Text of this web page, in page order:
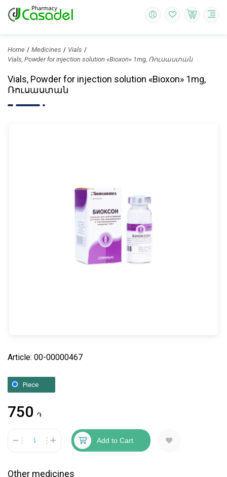
Home Medicines
Vials
Vials, Powder for injection solution «Bioxon» 1mg, Ռուսաստան
Vials, Powder for injection solution «Bioxon» 1mg,
Ռուսաստան
Article: 00-00000467
Piece
750 ֏
Add to Cart
Other medicines